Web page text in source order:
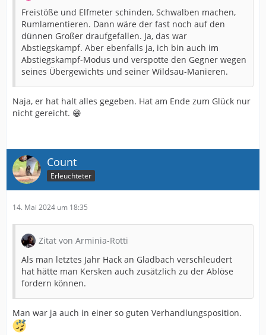
Freistöße und Elfmeter schinden, Schwalben machen,
Rumlamentieren. Dann wäre der fast noch auf den
dünnen Großer draufgefallen. Ja, das war
Abstiegskampf. Aber ebenfalls ja, ich bin auch im
Abstiegskampf-Modus und verspotte den Gegner wegen
seines Übergewichts und seiner Wildsau-Manieren.
Naja, er hat halt alles gegeben. Hat am Ende zum Glück nur
nicht gereicht. 😁
Count
Erleuchteter
14. Mai 2024 um 18:35
Zitat von Arminia-Rotti
Als man letztes Jahr Hack an Gladbach verschleudert
hat hätte man Kersken auch zusätzlich zu der Ablöse
fordern können.
Man war ja auch in einer so guten Verhandlungsposition.